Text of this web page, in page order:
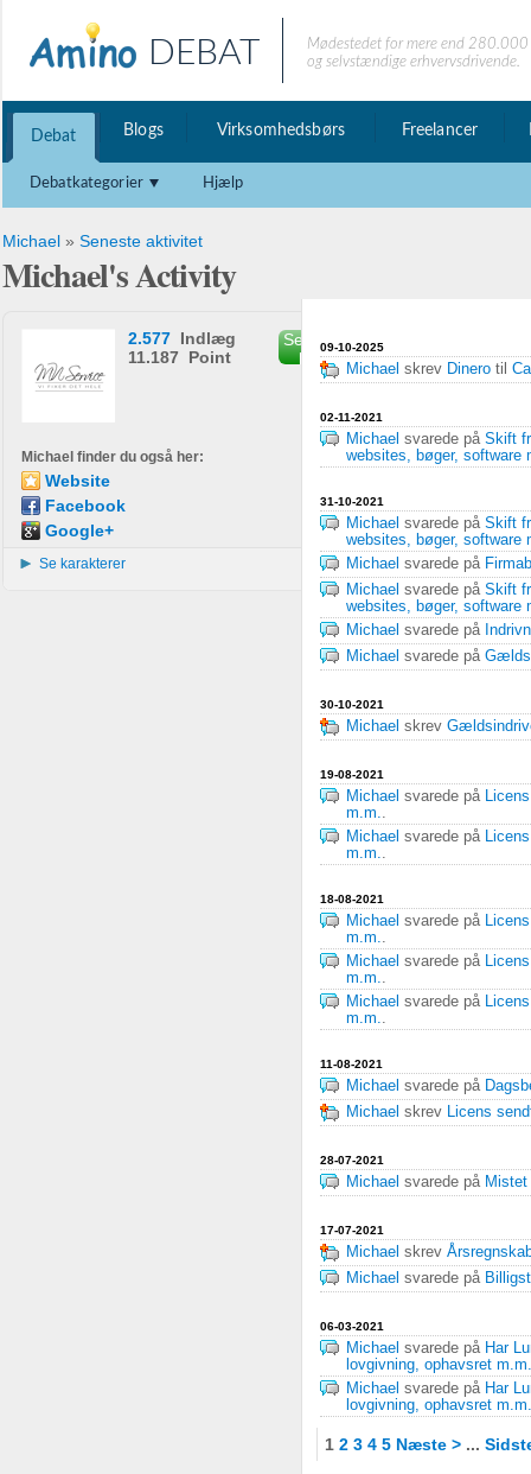
DEBAT
Mødestedet for mere end
og selvstændige erhvervsdrivende.
Debat Blogs Virksomhedsbørs Freelancer
Debatkategorier Hjælp
Michael » Seneste aktivitet
Michael's Activity
2.577 Indlæg
11.187 Point
Send privat
besked
Michael finder du også her:
Website
Facebook
Google+
Se karakterer
09-10-2025
Michael skrev Dinero til
02-11-2021
Michael svarede på Skift
websites, bøger, software
31-10-2021
Michael svarede på Skift
websites, bøger, software
Michael svarede på
Michael svarede på Skift
websites, bøger, software
Michael svarede på
Michael svarede på
30-10-2021
Michael skrev
19-08-2021
Michael svarede på
m.m..
Michael svarede på
m.m..
18-08-2021
Michael svarede på
m.m..
Michael svarede på
m.m..
Michael svarede på
m.m..
11-08-2021
Michael svarede på
Michael skrev Licens
28-07-2021
Michael svarede på
17-07-2021
Michael skrev
Michael svarede på
06-03-2021
Michael svarede på Har
lovgivning, ophavsret m.m.
Michael svarede på Har
lovgivning, ophavsret m.m.
1 2 3 4 5 Næste > ...